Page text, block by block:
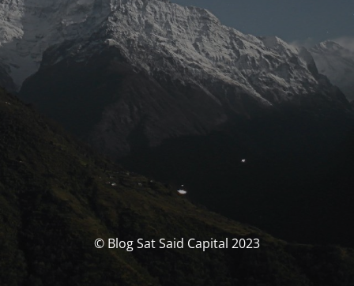
© Blog Sat Said Capital 2023